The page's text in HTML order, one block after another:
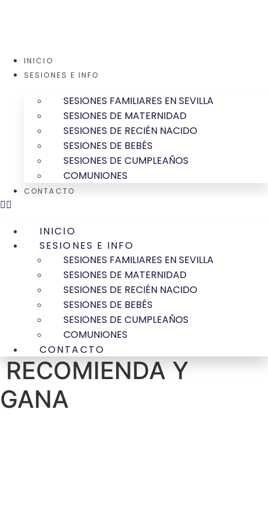
INICIO
SESIONES E INFO
SESIONES FAMILIARES EN SEVILLA
SESIONES DE MATERNIDAD
SESIONES DE RECIÉN NACIDO
SESIONES DE BEBÉS
SESIONES DE CUMPLEAÑOS
COMUNIONES
CONTACTO
INICIO
SESIONES E INFO
SESIONES FAMILIARES EN SEVILLA
SESIONES DE MATERNIDAD
SESIONES DE RECIÉN NACIDO
SESIONES DE BEBÉS
SESIONES DE CUMPLEAÑOS
COMUNIONES
CONTACTO
RECOMIENDA Y
GANA